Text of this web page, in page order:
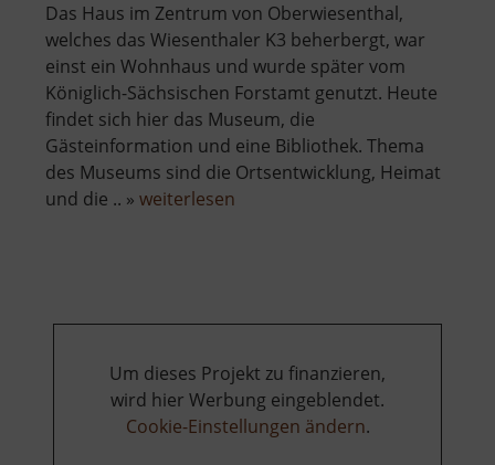
Das Haus im Zentrum von Oberwiesenthal,
welches das Wiesenthaler K3 beherbergt, war
einst ein Wohnhaus und wurde später vom
Königlich-Sächsischen Forstamt genutzt. Heute
findet sich hier das Museum, die
Gästeinformation und eine Bibliothek. Thema
des Museums sind die Ortsentwicklung, Heimat
und die .. » weiterlesen
Um dieses Projekt zu finanzieren,
wird hier Werbung eingeblendet.
Cookie-Einstellungen ändern.